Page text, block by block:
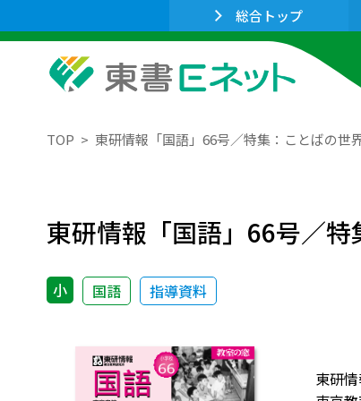
総合トップ
TOP 東研情報「国語」66号／特集：ことばの世
東研情報「国語」66号／
小 国語 指導資料
東研